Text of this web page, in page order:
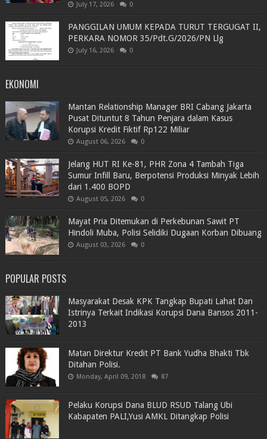
July 17, 2026 0
PANGGILAN UMUM KEPADA TURUT TERGUGAT II,
PERKARA NOMOR 35/Pdt.G/2026/PN Llg
July 16, 2026 0
EKONOMI
Mantan Relationship Manager BRI Cabang Jakarta
Pusat Dituntut 8 Tahun Penjara dalam Kasus
Korupsi Kredit Fiktif Rp122 Miliar
August 06, 2026 0
Jelang HUT RI Ke-81, PHR Zona 4 Tambah Tiga
Sumur Infill Baru, Berpotensi Produksi Minyak Lebih
dari 1.400 BOPD
August 05, 2026 0
Mayat Pria Ditemukan di Perkebunan Sawit PT
Hindoli Muba, Polisi Selidiki Dugaan Korban Dibuang
August 03, 2026 0
POPULAR POSTS
Masyarakat Desak KPK Tangkap Bupati Lahat Dan
Istrinya Terkait Indikasi Korupsi Dana Bansos 2011-
2013
Matan Direktur Kredit PT Bank Yudha Bhakti Tbk
Ditahan Polisi.
Monday, April 09, 2018 87
Pelaku Korupsi Dana BLUD RSUD Talang Ubi
Kabapaten PALI,Yusi AMKL Ditangkap Polisi